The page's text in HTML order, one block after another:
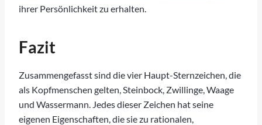
ihrer Persönlichkeit zu erhalten.
Fazit
Zusammengefasst sind die vier Haupt-Sternzeichen, die
als Kopfmenschen gelten, Steinbock, Zwillinge, Waage
und Wassermann. Jedes dieser Zeichen hat seine
eigenen Eigenschaften, die sie zu rationalen,